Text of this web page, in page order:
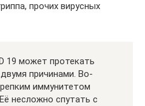
прочих вирусных
19 может протекать
причинами. Во-
иммунитетом
несложно спутать с